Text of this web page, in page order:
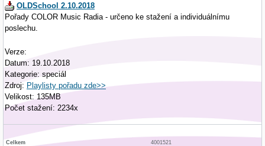
OLDSchool 2.10.2018
Pořady COLOR Music Radia - určeno ke stažení a individuálnímu
poslechu.
Verze:
Datum: 19.10.2018
Kategorie: speciál
Zdroj: Playlisty pořadu zde>>
Velikost: 135MB
Počet stažení: 2234x
Celkem
4001521